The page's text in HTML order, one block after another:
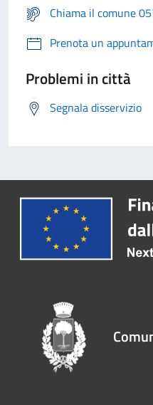
Chiama il comune
Prenota un
Problemi in città
Segnala disservizio